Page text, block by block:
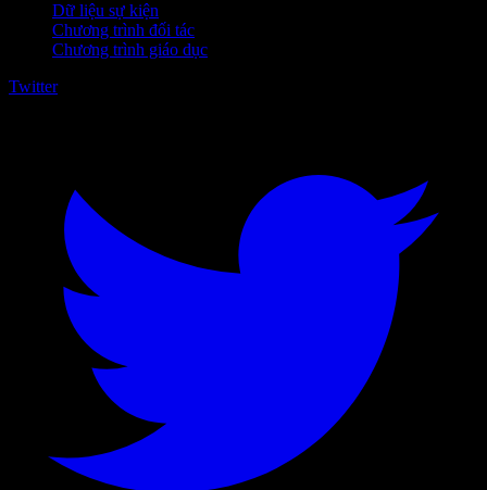
Dữ liệu sự kiện
Chương trình đối tác
Chương trình giáo dục
Twitter